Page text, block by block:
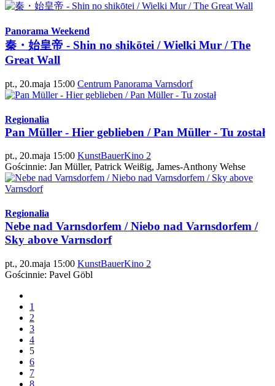
Panorama Weekend
秦・始皇帝 - Shin no shikōtei / Wielki Mur / The
Great Wall
pt., 20.maja 15:00 Centrum Panorama Varnsdorf
Regionalia
Pan Müller - Hier geblieben / Pan Müller - Tu został
pt., 20.maja 15:00 KunstBauerKino 2
Gościnnie: Jan Müller, Patrick Weißig, James-Anthony Wehse
Regionalia
Nebe nad Varnsdorfem / Niebo nad Varnsdorfem /
Sky above Varnsdorf
pt., 20.maja 15:00 KunstBauerKino 2
Gościnnie: Pavel Göbl
1
2
3
4
5
6
7
8